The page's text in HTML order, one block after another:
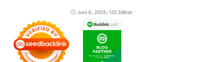
Juni 6, 2025•132 Dilihat